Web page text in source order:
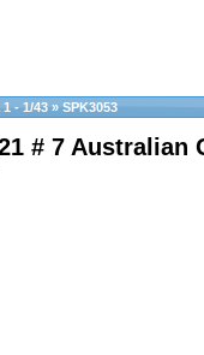
- 1/43 » SPK3053
# 7 Australian